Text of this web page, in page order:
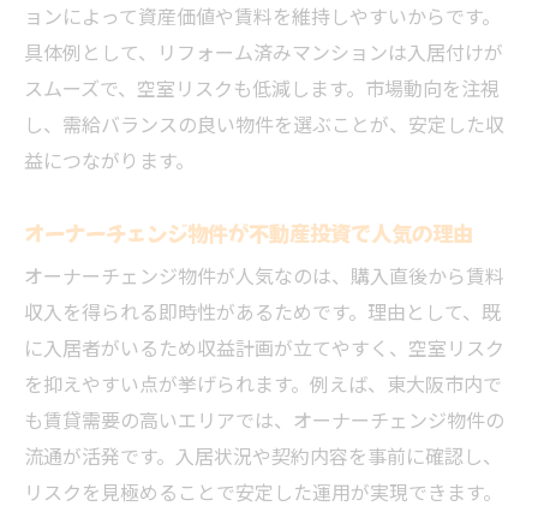
東大阪市における立地条件と収益物件の関
係性
築浅と築古の不動産投資メリット・デメリ
ット比較
駅近物件と不動産利回りアップの戦略を解
投資用マンションの築年数がもたらす資産
価値
一棟売りと立地選びで失敗しないための視
点
投資用マンション購入で押さえるべき不動産ポ
イント
東大阪市投資用マンションで重要な不動産
ョンによって資産価値や賃料を維持しやすいからです。
具体例として、リフォーム済みマンションは入居付けが
スムーズで、空室リスクも低減します。市場動向を注視
し、需給バランスの良い物件を選ぶことが、安定した収
益につながります。
オーナーチェンジ物件が不動産投資で人気の理由
オーナーチェンジ物件が人気なのは、購入直後から賃料
収入を得られる即時性があるためです。理由として、既
に入居者がいるため収益計画が立てやすく、空室リスク
を抑えやすい点が挙げられます。例えば、東大阪市内で
も賃貸需要の高いエリアでは、オーナーチェンジ物件の
流通が活発です。入居状況や契約内容を事前に確認し、
リスクを見極めることで安定した運用が実現できます。